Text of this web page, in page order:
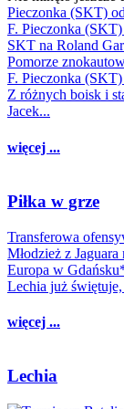
Pieczonka (SKT)
F. Pieczonka
SKT na Roland
Pomorze
F. Pieczonka
Z różnych boisk i
Jacek...
więcej ...
Piłka w grze
Transferowa
Młodzież z
Europa w
Lechia już
więcej ...
Lechia